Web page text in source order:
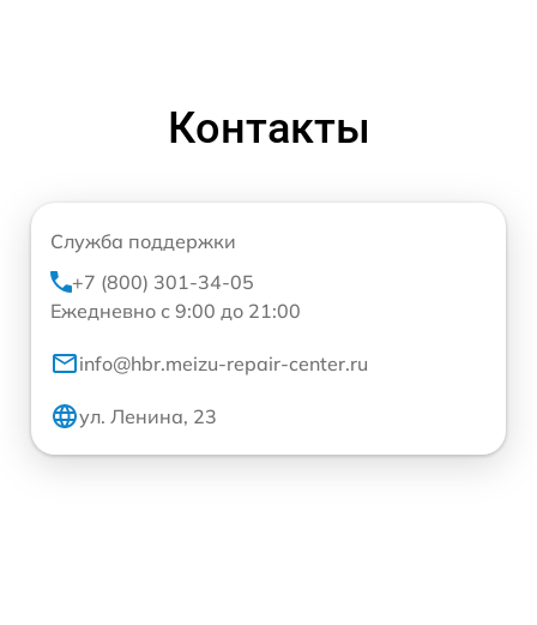
Контакты
Служба поддержки
+7 (800) 301-34-05
Ежедневно с 9:00 до 21:00
info@hbr.meizu-repair-center.ru
ул. Ленина, 23